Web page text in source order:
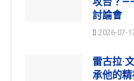
討論會
2026-07-
雷古拉·
承他的